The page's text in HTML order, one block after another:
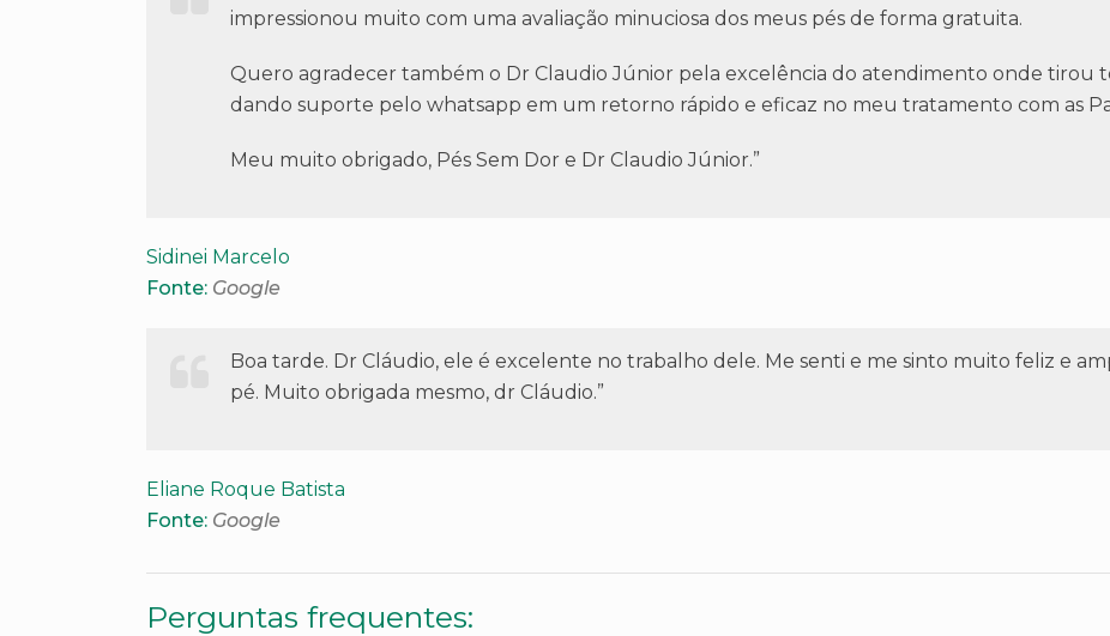
impressionou muito com uma avaliação minuciosa dos meus pés de forma gratuita.
Quero agradecer também o Dr Claudio Júnior pela excelência do atendimento onde tirou
dando suporte pelo whatsapp em um retorno rápido e eficaz no meu tratamento com as
Meu muito obrigado, Pés Sem Dor e Dr Claudio Júnior.”
Sidinei Marcelo
Fonte: Google
Boa tarde. Dr Cláudio, ele é excelente no trabalho dele. Me senti e me sinto muito feliz e
pé. Muito obrigada mesmo, dr Cláudio.”
Eliane Roque Batista
Fonte: Google
Perguntas frequentes: